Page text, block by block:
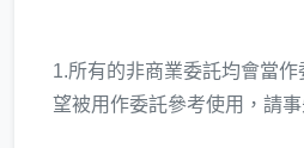
1.所有的非商業委託均會當
望被用作委託參考使用，請事